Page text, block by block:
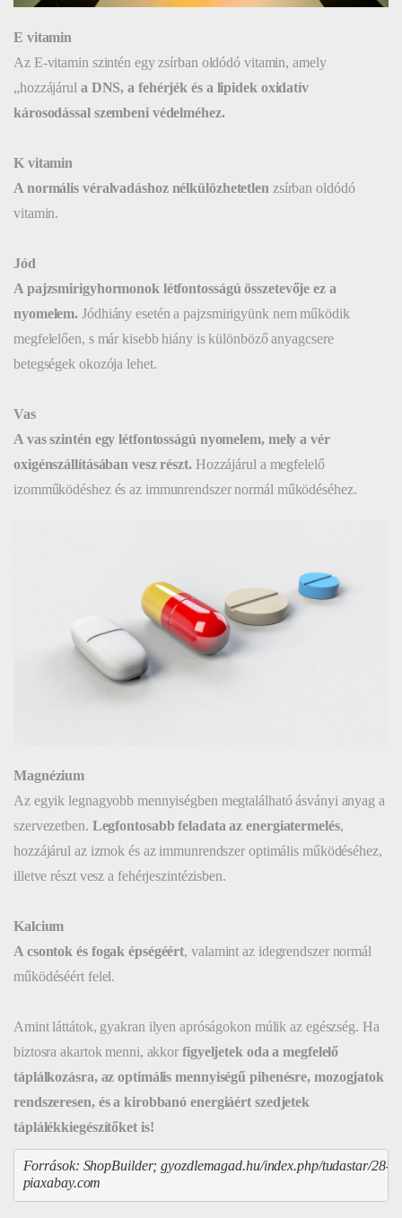
E vitamin
Az E-vitamin szintén egy zsírban oldódó vitamin, amely
„hozzájárul a DNS, a fehérjék és a lipidek oxidatív
károsodással szembeni védelméhez.
K vitamin
A normális véralvadáshoz nélkülözhetetlen zsírban oldódó
vitamin.
Jód
A pajzsmirigyhormonok létfontosságú összetevője ez a
nyomelem. Jódhiány esetén a pajzsmirigyünk nem működik
megfelelően, s már kisebb hiány is különböző anyagcsere
betegségek okozója lehet.
Vas
A vas szintén egy létfontosságú nyomelem, mely a vér
oxigénszállításában vesz részt.Hozzájárul a megfelelő
izomműködéshez és az immunrendszer normál működéséhez.
Magnézium
Az egyik legnagyobb mennyiségben megtalálható ásványi anyag a
szervezetben. Legfontosabb feladata az energiatermelés,
hozzájárul az izmok és az immunrendszer optimális működéséhez,
illetve részt vesz a fehérjeszintézisben.
Kalcium
A csontok és fogak épségéért, valamint az idegrendszer normál
működéséért felel.
Amint láttátok, gyakran ilyen apróságokon múlik az egészség. Ha
biztosra akartok menni, akkor figyeljetek oda a megfelelő
táplálkozásra, az optimális mennyiségű pihenésre, mozogjatok
rendszeresen, és a kirobbanó energiáért szedjetek
táplálékkiegészítőket is!
Források: ShopBuilder; gyozdlemagad.hu/index.php/tudastar/28-
piaxabay.com